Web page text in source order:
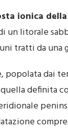
ionica
un litorale
tratti da una
dai
definita